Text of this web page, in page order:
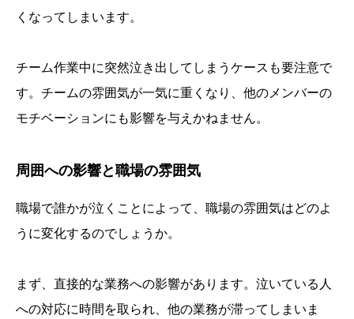
くなってしまいます。
チーム作業中に突然泣き出してしまうケースも要注意で
す。チームの雰囲気が一気に重くなり、他のメンバーの
モチベーションにも影響を与えかねません。
周囲への影響と職場の雰囲気
職場で誰かが泣くことによって、職場の雰囲気はどのよ
うに変化するのでしょうか。
まず、直接的な業務への影響があります。泣いている人
への対応に時間を取られ、他の業務が滞ってしまいま